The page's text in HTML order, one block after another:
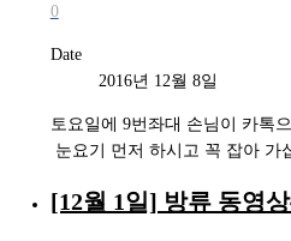
0
Date
2016년 12월 8일
토요일에 9번좌대 손님이 카톡
눈요기 먼저 하시고 꼭 잡아
[12월 1일] 방류 동영상